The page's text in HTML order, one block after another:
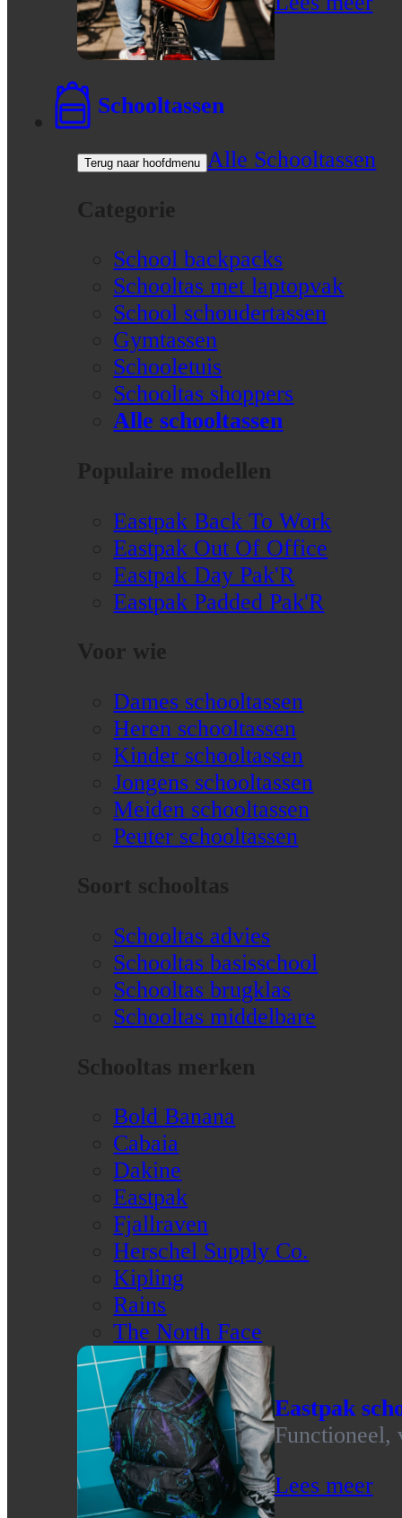
Schooltassen
Terug naar hoofdmenu Alle Schooltassen
Categorie
School backpacks
Schooltas met laptopvak
School schoudertassen
Gymtassen
Schooletuis
Schooltas shoppers
Alle schooltassen
Populaire modellen
Eastpak Back To Work
Eastpak Out Of Office
Eastpak Day Pak'R
Eastpak Padded Pak'R
Voor wie
Dames schooltassen
Heren schooltassen
Kinder schooltassen
Jongens schooltassen
Meiden schooltassen
Peuter schooltassen
Soort schooltas
Schooltas advies
Schooltas basisschool
Schooltas brugklas
Schooltas middelbare
Schooltas merken
Bold Banana
Cabaia
Dakine
Eastpak
Fjallraven
Herschel Supply Co.
Kipling
Rains
The North Face
Eastpak
Functioneel,
Lees meer